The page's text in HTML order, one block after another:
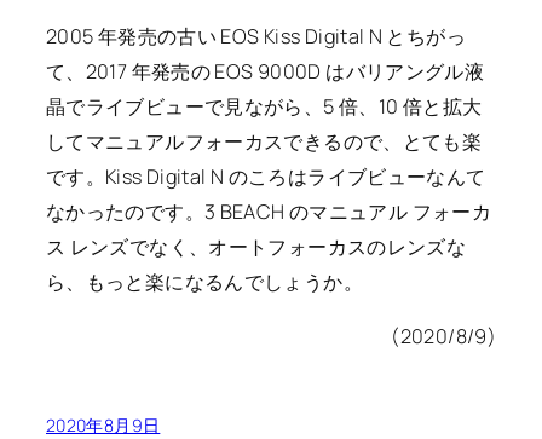
2005 年発売の古い EOS Kiss Digital N とちがっ
て、2017 年発売の EOS 9000D はバリアングル液
晶でライブビューで見ながら、5 倍、10 倍と拡大
してマニュアルフォーカスできるので、とても楽
です。Kiss Digital N のころはライブビューなんて
なかったのです。3 BEACH のマニュアル フォーカ
ス レンズでなく、オートフォーカスのレンズな
ら、もっと楽になるんでしょうか。
(2020/8/9)
2020年8月9日